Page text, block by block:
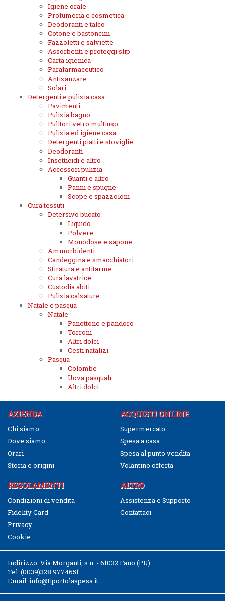
Igiene orale
Profumeria e cosmetica
Deodoranti e talco
Cotone e bastoncini
Fazzoletti e salviette
Assorbenti e proteggi slip
Carta igienica
Parafarmaceutico
Antizanzare
Solari
Detergenti e pulizia casa
Pavimenti
Pulizia bagno
Pulitori vetro multiuso
Pulizia ed igiene casa
Detergenti piatti e stoviglie
Deodoranti
Insetticidi e altro
Accessori pulizia
Guanti e altro
Panni e spugne
Scope e spazzoloni
Cura tessuti
Detersivo bucato
Liquido
Polvere
Monodose e sapone
Ammorbidenti
Candeggina e smacchiatori
Stiratura e antitarme
Cura lavatrice
Custodia abiti
Pulizia calzature
Natale e pasqua
Natale
Panettone e pandoro
Torroni
Altri dolci
Cesti natalizi
Pasqua
Colombe
Uova pasquali
Altri dolci
AZIENDA
Chi siamo
Dove siamo
Orari
Storia e origini
ACQUISTI ONLINE
Supermercato
Spesa a casa
Spesa al punto vendita
Volantino offerta
REGOLAMENTI
Condizioni di vendita
Fidelity Card
Privacy
Cookie
ALTRO
Assistenza e Supporto
Contattaci
Indirizzo: Via Morganti, s.n. - 61032 Fano (PU)
Tel: (0039)328.9774651
Email: info@tiportolaspesa.it